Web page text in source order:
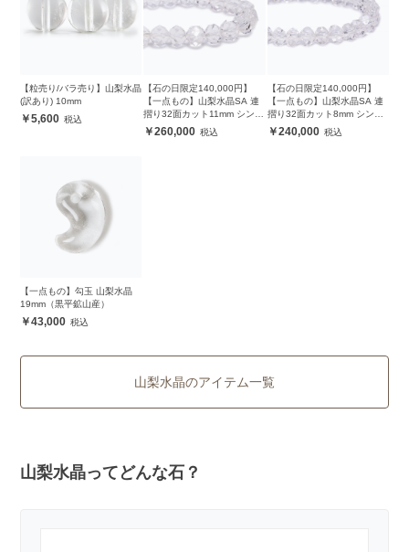
【粒売り/バラ売り】山梨水晶
(訳あり) 10mm
5,600
【石の日限定140,000円】
【一点もの】山梨水晶SA 連
摺り32面カット11mm シンプ
ルブレスレット
260,000
【石の日限定140,000円】
【一点もの】山梨水晶SA 連
摺り32面カット8mm シンプ
ルブレスレット
240,000
【一点もの】勾玉 山梨水晶
19mm（黒平鉱山産）
43,000
山梨水晶のアイテム一覧
山梨水晶ってどんな石？